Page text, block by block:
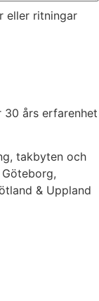
eller ritningar
30 års erfarenhet
takbyten och
& Uppland